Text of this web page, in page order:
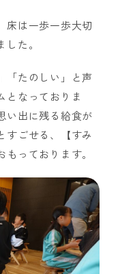
床は一歩一歩大切
た。
「たのしい」と声
となっておりま
い出に残る給食が
すごせる、【すみ
っております。